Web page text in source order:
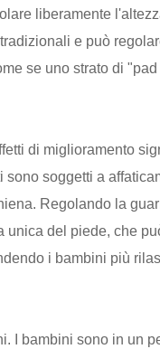
liberamente
e può
se uno strato di
di miglioramento
soggetti a
Regolando la
del piede, che
i bambini più
I bambini sono in un